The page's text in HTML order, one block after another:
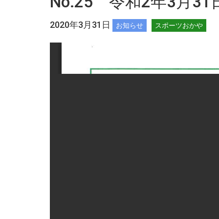
2020年3月31日 お知らせ スポーツおかや